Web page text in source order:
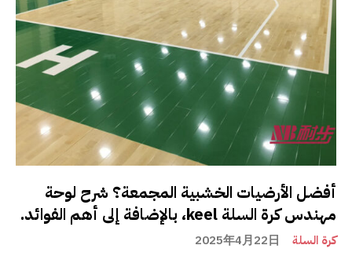
أفضل الأرضيات الخشبية المجمعة؟ شرح لوحة
مهندس كرة السلة keel، بالإضافة إلى أهم الفوائد.
كرة السلة 2025年4月22日